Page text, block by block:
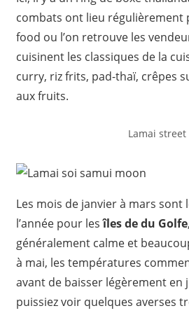
combats ont lieu régulièrement
food ou l’on retrouve les
cuisinent les classiques de la
curry, riz frits, pad-thaï, crêpes
aux fruits.
Lamai street
Les mois de janvier à mars sont
l’année pour lesîles de du Golfe
généralement calme et
à mai, les températures
avant de baisser légèrement en
puissiez voir quelques averses